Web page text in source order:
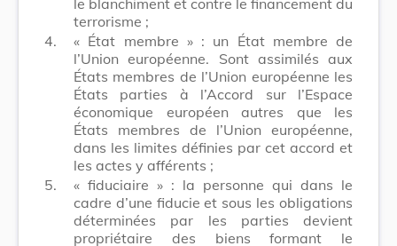
terrorisme ;
4.
« État membre » : un État membre de
l’Union européenne. Sont assimilés aux
États membres de l’Union européenne les
États parties à l’Accord sur l’Espace
économique européen autres que les
États membres de l’Union européenne,
dans les limites définies par cet accord et
les actes y afférents ;
5.
« fiduciaire » : la personne qui dans le
cadre d’une fiducie et sous les obligations
déterminées par les parties devient
propriétaire des biens formant le